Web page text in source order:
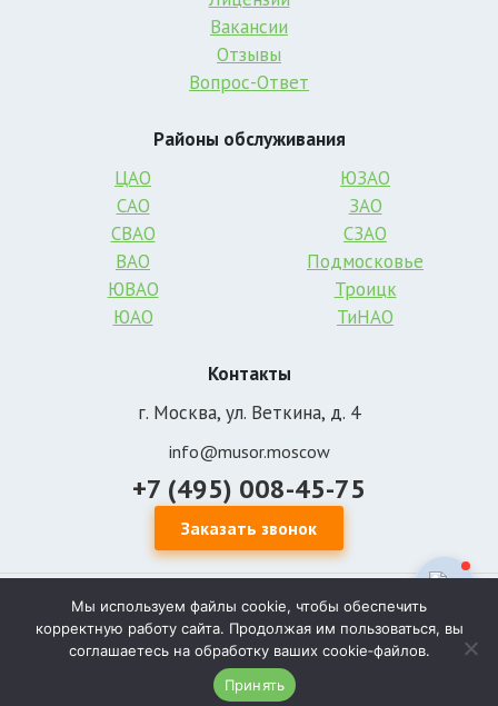
Вакансии
Отзывы
Вопрос-Ответ
Районы обслуживания
ЦАО
САО
СВАО
ВАО
ЮВАО
ЮАО
ЮЗАО
ЗАО
СЗАО
Подмосковье
Троицк
ТиНАО
Контакты
г. Москва, ул. Веткина, д. 4
info@musor.moscow
+7 (495) 008-45-75
Заказать звонок
Уважаемые посетители сайта musor.moscow, обращаем Ваше внимание на то,
что информация, размещенная на сайте, носит исключительно
информационно-рекламный характер, и не является офертой или публичной
офертой в соответствии со статьей 435 и пунктом 2 статьи 437 Гражданского
кодекса Российской Федерации.
Мы используем файлы cookie, чтобы обеспечить
корректную работу сайта. Продолжая им пользоваться, вы
соглашаетесь на обработку ваших cookie‑файлов.
Принять